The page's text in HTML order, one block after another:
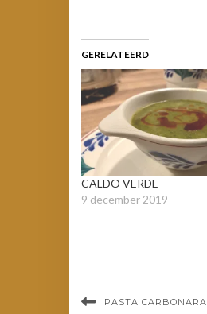
GERELATEERD
CALDO VERDE
9 december 2019
PASTA CARBONARA